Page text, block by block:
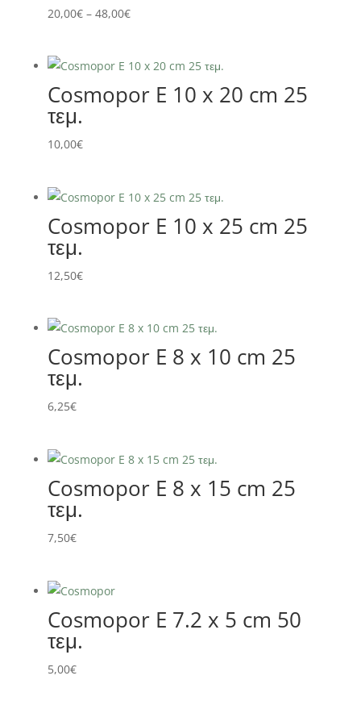
20,00€ – 48,00€Price
through
48,00€
Cosmopor E 10 x 20 cm 25
τεμ.
10,00€
Cosmopor E 10 x 25 cm 25
τεμ.
12,50€
Cosmopor E 8 x 10 cm 25
τεμ.
6,25€
Cosmopor E 8 x 15 cm 25
τεμ.
7,50€
Cosmopor E 7.2 x 5 cm 50
τεμ.
5,00€